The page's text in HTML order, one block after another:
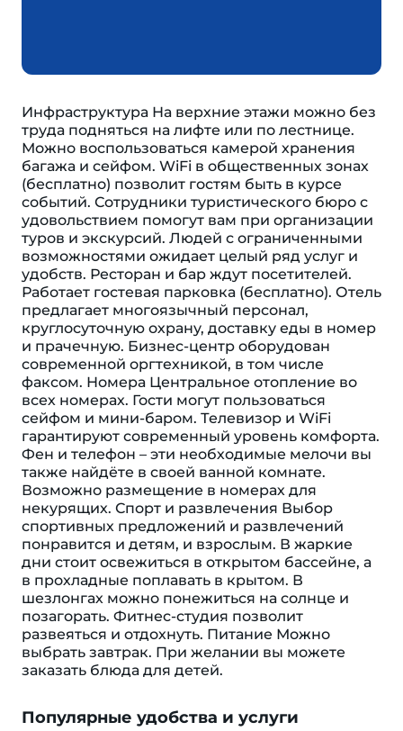
Инфраструктура На верхние этажи можно без
труда подняться на лифте или по лестнице.
Можно воспользоваться камерой хранения
багажа и сейфом. WiFi в общественных зонах
(бесплатно) позволит гостям быть в курсе
событий. Сотрудники туристического бюро с
удовольствием помогут вам при организации
туров и экскурсий. Людей с ограниченными
возможностями ожидает целый ряд услуг и
удобств. Ресторан и бар ждут посетителей.
Работает гостевая парковка (бесплатно). Отель
предлагает многоязычный персонал,
круглосуточную охрану, доставку еды в номер
и прачечную. Бизнес-центр оборудован
современной оргтехникой, в том числе
факсом. Номера Центральное отопление во
всех номерах. Гости могут пользоваться
сейфом и мини-баром. Телевизор и WiFi
гарантируют современный уровень комфорта.
Фен и телефон – эти необходимые мелочи вы
также найдёте в своей ванной комнате.
Возможно размещение в номерах для
некурящих. Спорт и развлечения Выбор
спортивных предложений и развлечений
понравится и детям, и взрослым. В жаркие
дни стоит освежиться в открытом бассейне, а
в прохладные поплавать в крытом. В
шезлонгах можно понежиться на солнце и
позагорать. Фитнес-студия позволит
развеяться и отдохнуть. Питание Можно
выбрать завтрак. При желании вы можете
заказать блюда для детей.
Популярные удобства и услуги